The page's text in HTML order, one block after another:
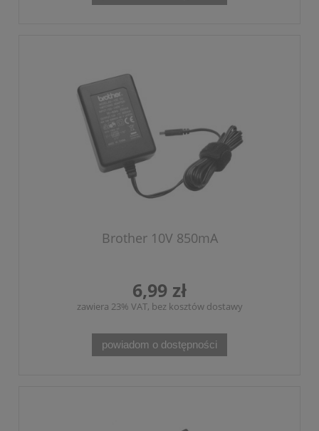
Brother 10V 850mA
6,99 zł
zawiera 23% VAT, bez kosztów dostawy
powiadom o dostępności